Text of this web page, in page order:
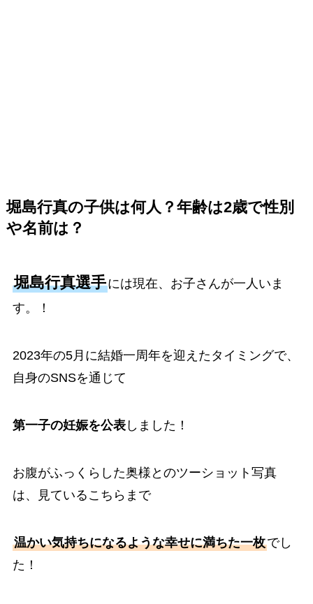
堀島行真の子供は何人？年齢は2歳で性別
や名前は？
堀島行真選手には現在、お子さんが一人いま
す。！
2023年の5月に結婚一周年を迎えたタイミングで、
自身のSNSを通じて
第一子の妊娠を公表しました！
お腹がふっくらした奥様とのツーショット写真
は、見ているこちらまで
温かい気持ちになるような幸せに満ちた一枚でし
た！